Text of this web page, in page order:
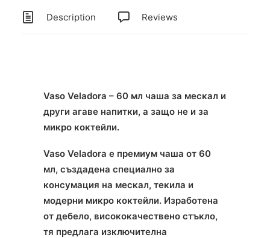
Description Reviews
Vaso Veladora – 60 мл чаша за мескал и
други агаве напитки, а защо не и за
микро коктейли.
Vaso Veladora е премиум чаша от 60
мл, създадена специално за
консумация на мескал, текила и
модерни микро коктейли. Изработена
от дебело, висококачествено стъкло,
тя предлага изключителна